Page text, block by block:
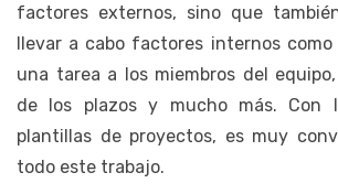
factores externos, sino que
llevar a cabo factores internos
una tarea a los miembros del
de los plazos y mucho más. Con
plantillas de proyectos, es muy
todo este trabajo.